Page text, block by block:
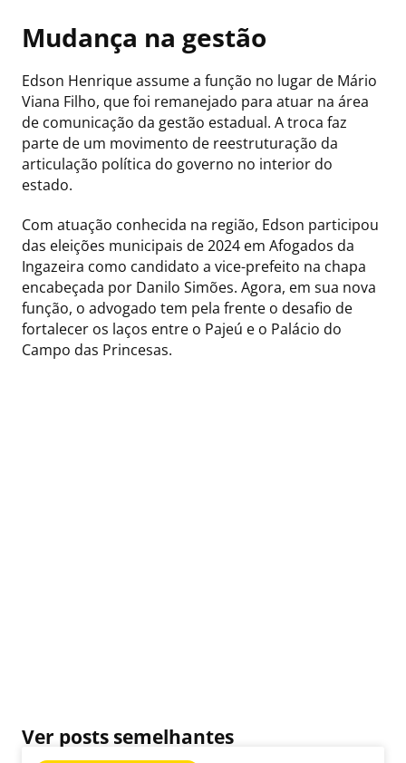
Mudança na gestão
Edson Henrique assume a função no lugar de Mário
Viana Filho, que foi remanejado para atuar na área
de comunicação da gestão estadual. A troca faz
parte de um movimento de reestruturação da
articulação política do governo no interior do
estado.
Com atuação conhecida na região, Edson participou
das eleições municipais de 2024 em Afogados da
Ingazeira como candidato a vice-prefeito na chapa
encabeçada por Danilo Simões. Agora, em sua nova
função, o advogado tem pela frente o desafio de
fortalecer os laços entre o Pajeú e o Palácio do
Campo das Princesas.
Ver posts semelhantes